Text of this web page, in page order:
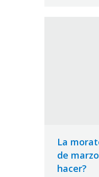
La
de
hacer?